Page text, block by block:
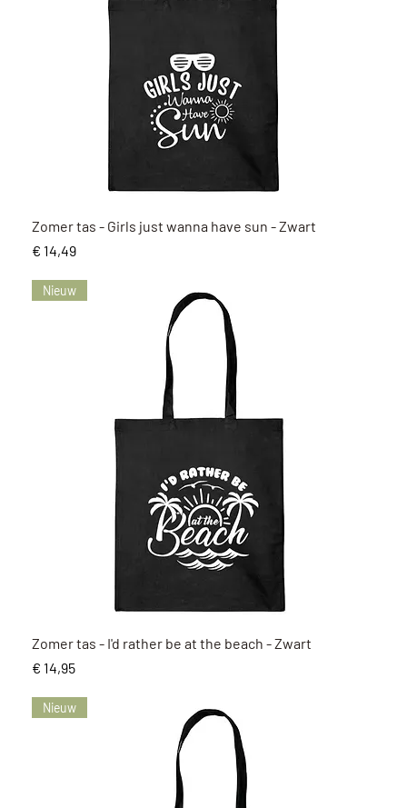
Snel overzicht
Zomer tas - Girls just wanna have sun - Zwart
Prijs
€ 14,49
Snel overzicht
Nieuw
Zomer tas - I'd rather be at the beach - Zwart
Prijs
€ 14,95
Nieuw